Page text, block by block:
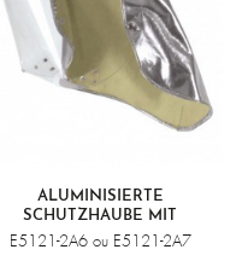
ALUMINISIERTE
SCHUTZHAUBE MIT
HOCHKLAPPBAREM VISIER
E5121-2A6 ou E5121-2A7